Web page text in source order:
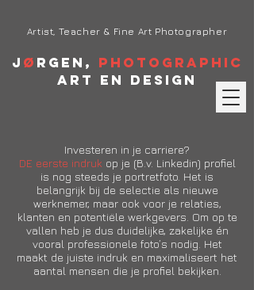
J ø rgen, Photographic
Art en Design
Artist, Teacher & Fine Art Photographer
Investeren in je carriere?
DE eerste indruk op je (B.v. Linkedin) profiel
is nog steeds je portretfoto. Het is
belangrijk bij de selectie als nieuwe
werknemer, maar ook voor je relaties,
klanten en potentiële werkgevers. Om op te
vallen heb je dus duidelijke, zakelijke én
vooral professionele foto’s nodig. Het
maakt de juiste indruk en maximaliseert het
aantal mensen die je profiel bekijken.